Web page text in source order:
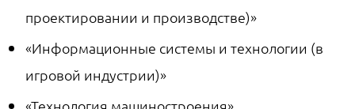
проектировании и производстве)»
«Информационные системы и технологии (в
игровой индустрии)»